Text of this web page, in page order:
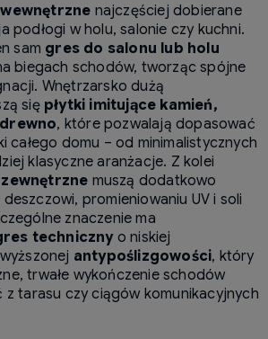
najczęściej dobierane
podłogi w holu, salonie czy kuchni.
sam gres do salonu lub holu
biegach schodów, tworząc spójne
Wnętrzarsko dużą
się płytki imitujące kamień,
, które pozwalają dopasować
całego domu – od minimalistycznych
klasyczne aranżacje. Z kolei
muszą dodatkowo
promieniowaniu UV i soli
znaczenie ma
technicznyo niskiej
antypoślizgowości, który
trwałe wykończenie schodów
z tarasu czy ciągów komunikacyjnych